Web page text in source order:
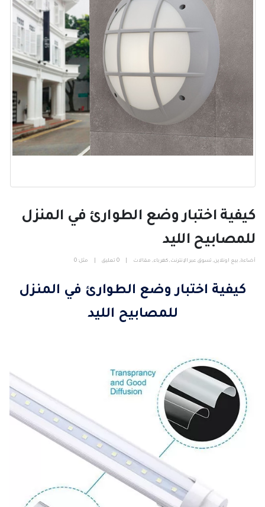
كيفية اختبار وضع الطوارئ في المنزل
للمصابيح الليد
أضاءة, بيع اونلاين, تسوق عبر الإنترنت , كهرباء , مقالات 0 تعليق مثل: 0
كيفية اختبار وضع الطوارئ في المنزل
للمصابيح الليد